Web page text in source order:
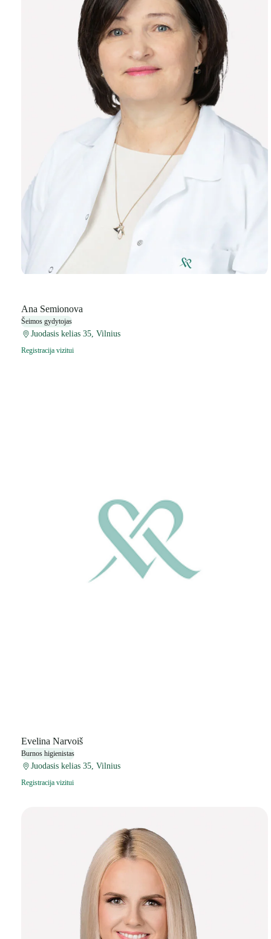
Ana Semionova
Šeimos gydytojas
Juodasis kelias 35, Vilnius
Registracija vizitui
Evelina Narvoiš
Burnos higienistas
Juodasis kelias 35, Vilnius
Registracija vizitui